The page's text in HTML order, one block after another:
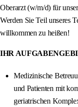
Oberarzt (w/m/d) für
Werden Sie Teil unseres
willkommen zu heißen!
IHR
Medizinische
und Patienten mit
geriatrischen